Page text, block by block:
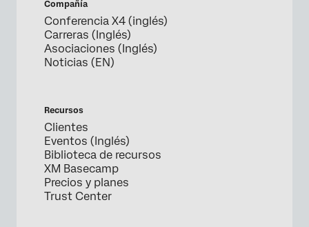
Compañía
Conferencia X4 (inglés)
Carreras (Inglés)
Asociaciones (Inglés)
Noticias (EN)
Recursos
Clientes
Eventos (Inglés)
Biblioteca de recursos
XM Basecamp
Precios y planes
Trust Center